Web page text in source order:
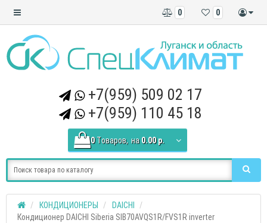
0
0
+7(959) 509 02 17
+7(959) 110 45 18
0 Tоваров, на 0.00 р.
КОНДИЦИОНЕРЫ
DAICHI
Кондиционер DAICHI Siberia SIB70AVQS1R/FVS1R inverter